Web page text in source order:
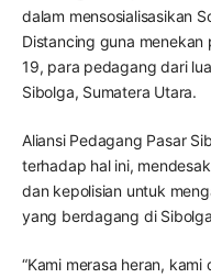
dalam mensosialisasikan
Distancing guna
19, para pedagang dari
Sibolga, Sumatera Utara.
Aliansi Pedagang Pasar
terhadap hal ini,
dan kepolisian untuk
yang berdagang di
“Kami merasa heran,